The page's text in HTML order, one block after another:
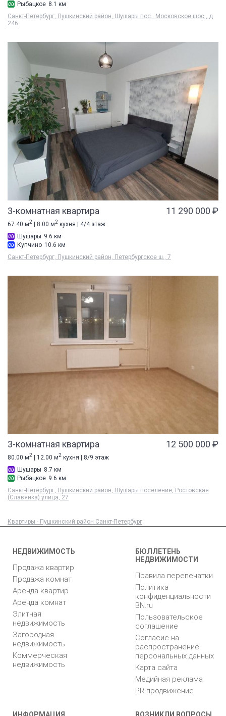
Рыбацкое 8.1 км
Санкт-Петербург, Пушкинский район, Шушары пос., Московское шос., д
246
3-комнатная квартира 11 290 000 ₽
67.40 м2 | 8.00 м2 кухня | 4/4 этаж
Шушары 9.6 км
Купчино 10.6 км
Санкт-Петербург, Пушкинский район, Петербургское ш., 7
3-комнатная квартира 12 500 000 ₽
80.00 м2 | 12.00 м2 кухня | 8/9 этаж
Шушары 8.7 км
Рыбацкое 9.6 км
Санкт-Петербург, Пушкинский район, Шушары поселение, Ростовская
(Славянка) улица, 27
Квартиры - Пушкинский район Санкт-Петербург
НЕДВИЖИМОСТЬ
Продажа квартир
Продажа комнат
Аренда квартир
Аренда комнат
Элитная
недвижимость
Загородная
недвижимость
Коммерческая
недвижимость
БЮЛЛЕТЕНЬ
НЕДВИЖИМОСТИ
Правила перепечатки
Политика
конфиденциальности
BN.ru
Пользовательское
соглашение
Согласие на
распространение
персональных данных
Карта сайта
Медийная реклама
PR продвижение